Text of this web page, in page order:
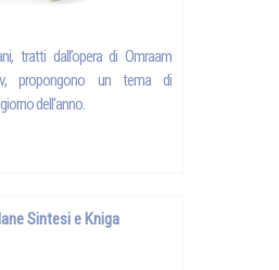
tratti dall’opera di Omraam
propongono un tema di
dell'anno.
Sintesi e Kniga